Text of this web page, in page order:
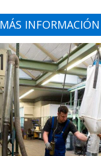
MÁS INFORMACIÓN